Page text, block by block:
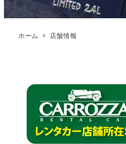
ホーム 店舗情報